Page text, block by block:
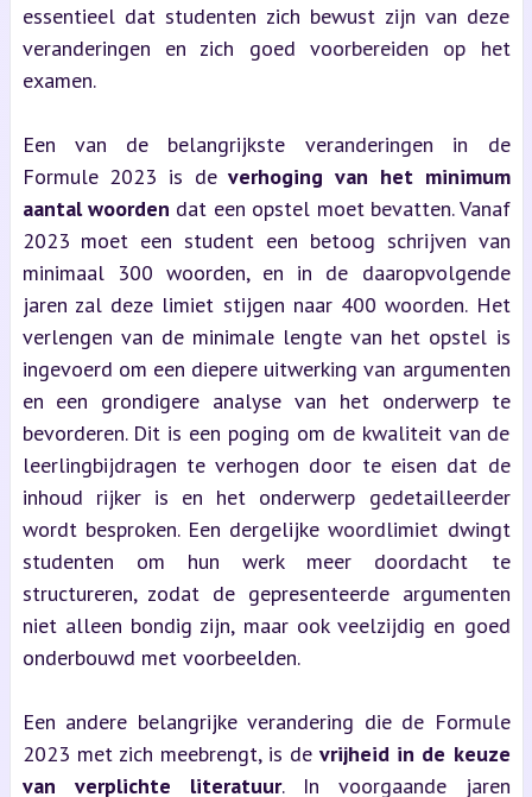
essentieel dat studenten zich bewust zijn van deze
veranderingen en zich goed voorbereiden op het
examen.
Een van de belangrijkste veranderingen in de
Formule 2023 is deverhoging van het minimum
aantal woorden dat een opstel moet bevatten. Vanaf
2023 moet een student een betoog schrijven van
minimaal 300 woorden, en in de daaropvolgende
jaren zal deze limiet stijgen naar 400 woorden. Het
verlengen van de minimale lengte van het opstel is
ingevoerd om een diepere uitwerking van argumenten
en een grondigere analyse van het onderwerp te
bevorderen. Dit is een poging om de kwaliteit van de
leerlingbijdragen te verhogen door te eisen dat de
inhoud rijker is en het onderwerp gedetailleerder
wordt besproken. Een dergelijke woordlimiet dwingt
studenten om hun werk meer doordacht te
structureren, zodat de gepresenteerde argumenten
niet alleen bondig zijn, maar ook veelzijdig en goed
onderbouwd met voorbeelden.
Een andere belangrijke verandering die de Formule
2023 met zich meebrengt, is devrijheid in de keuze
van verplichte literatuur. In voorgaande jaren